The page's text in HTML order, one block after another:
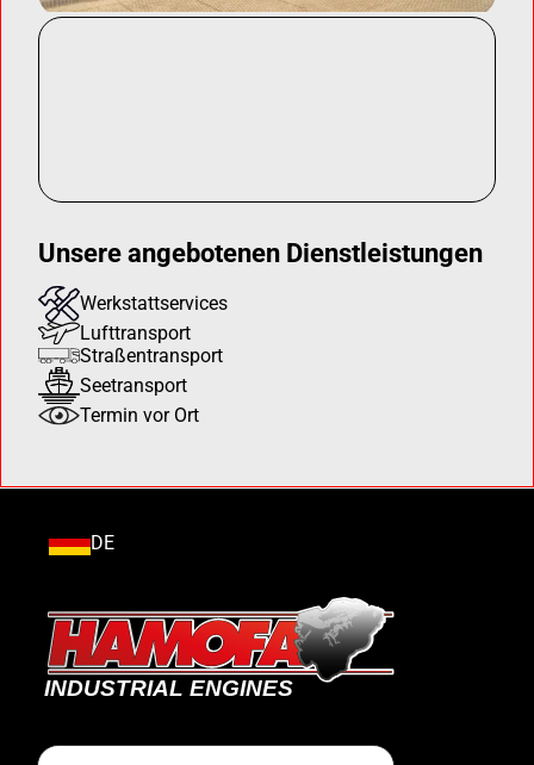
Unsere angebotenen Dienstleistungen
Werkstattservices
Lufttransport
Straßentransport
Seetransport
Termin vor Ort
DE